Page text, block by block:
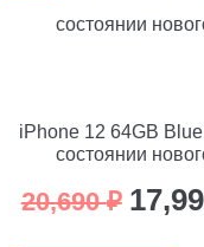
iPhone 12 64GB
состоянии
20,690₽